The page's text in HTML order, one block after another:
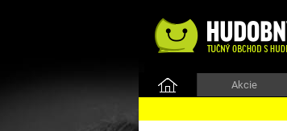
Akcie